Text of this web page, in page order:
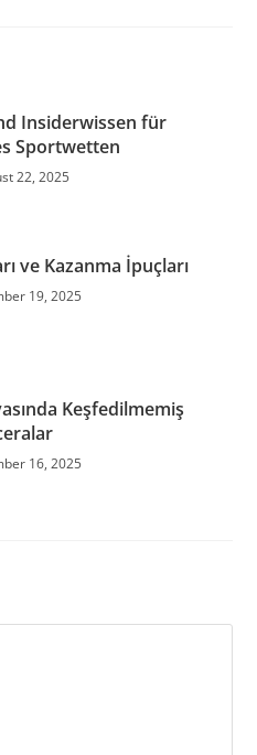
Insiderwissen für
Sportwetten
22, 2025
ve Kazanma İpuçları
19, 2025
Keşfedilmemiş
16, 2025